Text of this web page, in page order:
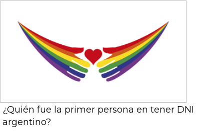
¿Quién fue la primer persona en tener DNI
argentino?